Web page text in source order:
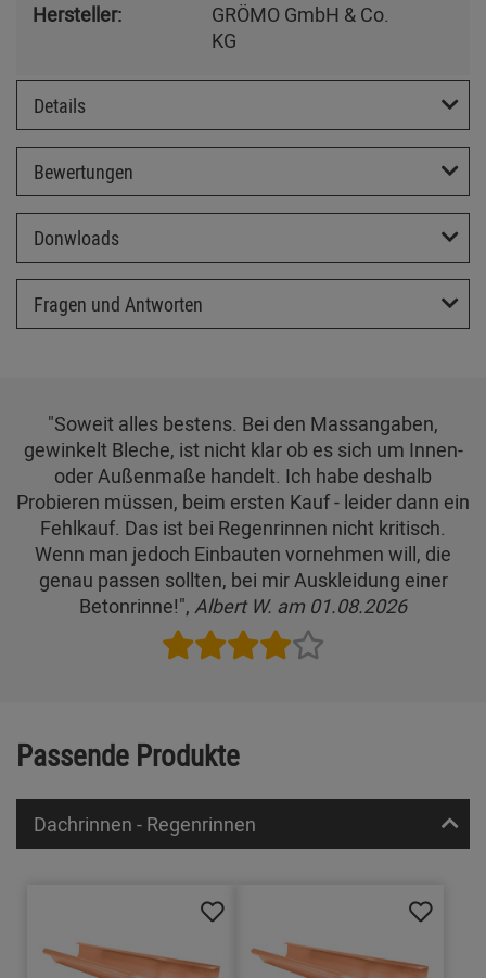
Hersteller:
GRÖMO GmbH & Co.
KG
Details
Bewertungen
Donwloads
Fragen und Antworten
"Soweit alles bestens. Bei den Massangaben,
gewinkelt Bleche, ist nicht klar ob es sich um Innen-
oder Außenmaße handelt. Ich habe deshalb
Probieren müssen, beim ersten Kauf - leider dann ein
Fehlkauf. Das ist bei Regenrinnen nicht kritisch.
Wenn man jedoch Einbauten vornehmen will, die
genau passen sollten, bei mir Auskleidung einer
Betonrinne!", Albert W. am 01.08.2026
Passende Produkte
Dachrinnen - Regenrinnen